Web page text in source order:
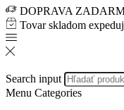
DOPRAVA
Tovar skladom
Search input
Menu Categories